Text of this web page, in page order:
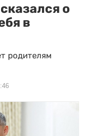
о
в
родителям